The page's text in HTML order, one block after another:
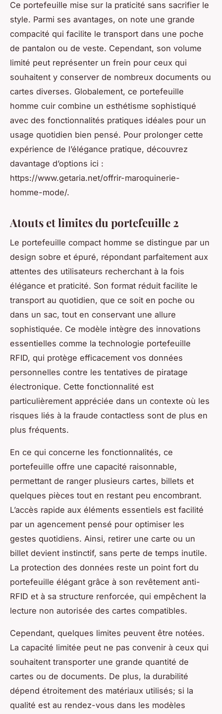
Ce portefeuille mise sur la praticité sans sacrifier le
style. Parmi ses avantages, on note une grande
compacité qui facilite le transport dans une poche
de pantalon ou de veste. Cependant, son volume
limité peut représenter un frein pour ceux qui
souhaitent y conserver de nombreux documents ou
cartes diverses. Globalement, ce portefeuille
homme cuir combine un esthétisme sophistiqué
avec des fonctionnalités pratiques idéales pour un
usage quotidien bien pensé. Pour prolonger cette
expérience de l’élégance pratique, découvrez
davantage d’options ici :
https://www.getaria.net/offrir-maroquinerie-
homme-mode/.
Atouts et limites du portefeuille 2
Le portefeuille compact homme se distingue par un
design sobre et épuré, répondant parfaitement aux
attentes des utilisateurs recherchant à la fois
élégance et praticité. Son format réduit facilite le
transport au quotidien, que ce soit en poche ou
dans un sac, tout en conservant une allure
sophistiquée. Ce modèle intègre des innovations
essentielles comme la technologie portefeuille
RFID, qui protège efficacement vos données
personnelles contre les tentatives de piratage
électronique. Cette fonctionnalité est
particulièrement appréciée dans un contexte où les
risques liés à la fraude contactless sont de plus en
plus fréquents.
En ce qui concerne les fonctionnalités, ce
portefeuille offre une capacité raisonnable,
permettant de ranger plusieurs cartes, billets et
quelques pièces tout en restant peu encombrant.
L’accès rapide aux éléments essentiels est facilité
par un agencement pensé pour optimiser les
gestes quotidiens. Ainsi, retirer une carte ou un
billet devient instinctif, sans perte de temps inutile.
La protection des données reste un point fort du
portefeuille élégant grâce à son revêtement anti-
RFID et à sa structure renforcée, qui empêchent la
lecture non autorisée des cartes compatibles.
Cependant, quelques limites peuvent être notées.
La capacité limitée peut ne pas convenir à ceux qui
souhaitent transporter une grande quantité de
cartes ou de documents. De plus, la durabilité
dépend étroitement des matériaux utilisés; si la
qualité est au rendez-vous dans les modèles